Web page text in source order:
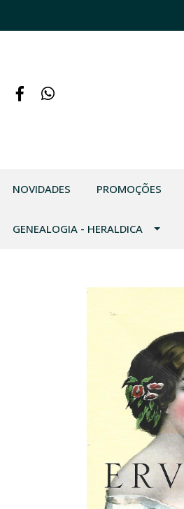
NOVIDADES PROMOÇÕES
GENEALOGIA - HERALDICA